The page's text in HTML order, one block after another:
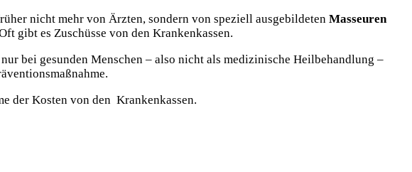
nicht mehr von Ärzten, sondern von speziell ausgebildeten Masseuren
gibt es Zuschüsse von den Krankenkassen.
bei gesunden Menschen – also nicht als medizinische Heilbehandlung –
der Kosten von den Krankenkassen.